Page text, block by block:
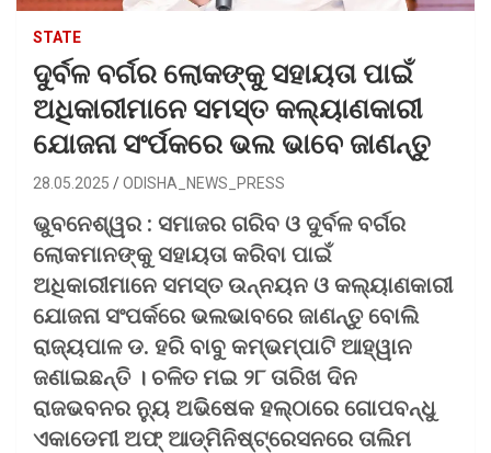
STATE
ଦୁର୍ବଳ ବର୍ଗର ଲୋକଙ୍କୁ ସହାୟତା ପାଇଁ
ଅଧିକାରୀମାନେ ସମସ୍ତ କଲ୍ୟାଣକାରୀ
ଯୋଜନା ସଂର୍ପକରେ ଭଲ ଭାବେ ଜାଣନ୍ତୁ
28.05.2025 ODISHA_NEWS_PRESS
ଭୁବନେଶ୍ୱର : ସମାଜର ଗରିବ ଓ ଦୁର୍ବଳ ବର୍ଗର
ଲୋକମାନଙ୍କୁ ସହାୟତା କରିବା ପାଇଁ
ଅଧିକାରୀମାନେ ସମସ୍ତ ଉନ୍ନୟନ ଓ କଲ୍ୟାଣକାରୀ
ଯୋଜନା ସଂପର୍କରେ ଭଲଭାବରେ ଜାଣନ୍ତୁ ବୋଲି
ରାଜ୍ୟପାଳ ଡ. ହରି ବାବୁ କମ୍ଭମ୍‌ପାଟି ଆହ୍ୱାନ
ଜଣାଇଛନ୍ତି । ଚଳିତ ମଇ ୨୮ ତାରିଖ ଦିନ
ରାଜଭବନର ନ୍ୟୁ ଅଭିଷେକ ହଲ୍‌ଠାରେ ଗୋପବନ୍ଧୁ
ଏକାଡେମୀ ଅଫ୍ ଆଡ୍‌ମିନିଷ୍ଟ୍ରେସନରେ ତାଲିମ